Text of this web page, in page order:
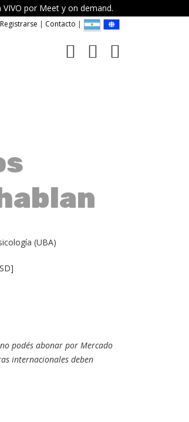
por Meet y on demand.
| Contacto |
(UBA)
]
podés abonar por Mercado
internacionales deben